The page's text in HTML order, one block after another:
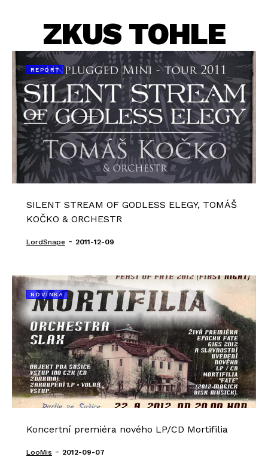
ZKUS TOHLE
REPORT
SILENT STREAM OF GODLESS ELEGY, TOMÁŠ
KOČKO & ORCHESTR
LordSnape - 2011-12-09
NOVINKA
Koncertní premiéra nového LP/CD Mortifilia
LooMis - 2012-09-07